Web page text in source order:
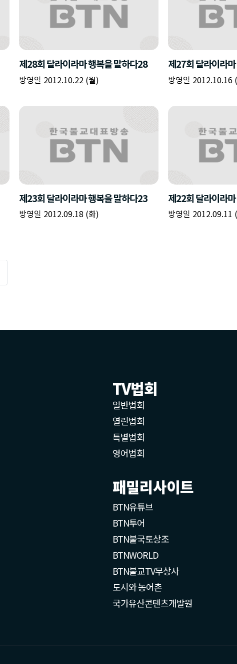
TV법회
일반법회
열린법회
특별법회
영어법회
패밀리사이트
BTN유튜브
BTN투어
BTN불국토상조
BTNWORLD
BTN불교TV무상사
도시와 농어촌
국가유산콘텐츠개발원